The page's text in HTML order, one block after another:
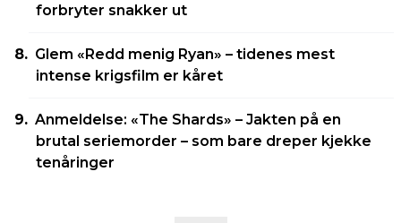
forbryter snakker ut
Glem «Redd menig Ryan» – tidenes mest
intense krigsfilm er kåret
Anmeldelse: «The Shards» – Jakten på en
brutal seriemorder – som bare dreper kjekke
tenåringer